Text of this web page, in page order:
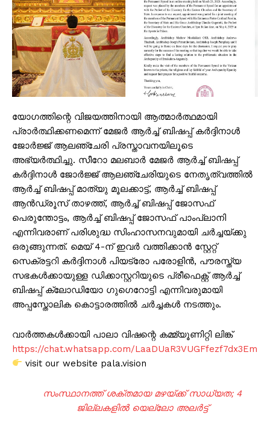
യോഗത്തിന്റെ വിജയത്തിനായി ആത്മാർത്ഥമായി
പ്രാർത്ഥിക്കണമെന്ന് മേജര്‍ ആര്‍ച്ച് ബിഷപ്പ് കര്‍ദ്ദിനാള്‍
ജോര്‍ജ്ജ് ആലഞ്ചേരി പ്രസ്താവനയിലൂടെ
അഭ്യര്‍ത്ഥിച്ചു. സീറോ മലബാര്‍ മേജര്‍ ആര്‍ച്ച് ബിഷപ്പ്
കര്‍ദ്ദിനാള്‍ ജോര്‍ജ്ജ് ആലഞ്ചേരിയുടെ നേതൃത്വത്തില്‍
ആർച്ച് ബിഷപ്പ് മാത്യു മൂലക്കാട്ട്, ആർച്ച് ബിഷപ്പ്
ആൻഡ്രൂസ് താഴത്ത്, ആർച്ച് ബിഷപ്പ് ജോസഫ്
പെരുന്തോട്ടം, ആർച്ച് ബിഷപ്പ് ജോസഫ് പാംപ്ലാനി
എന്നിവരാണ് പരിശുദ്ധ സിംഹാസനവുമായി ചര്‍ച്ചയ്ക്കു
ഒരുങ്ങുന്നത്. മെയ് 4-ന് ഇവര്‍ വത്തിക്കാന്‍ സ്റ്റേറ്റ്
സെക്രട്ടറി കർദ്ദിനാൾ പിയട്രോ പരോളിൻ, പൗരസ്ത്യ
സഭകൾക്കായുള്ള ഡിക്കാസ്റ്ററിയുടെ പ്രീഫെക്റ്റ് ആർച്ച്
ബിഷപ്പ് ക്ലോഡിയോ ഗുഗെറോട്ടി എന്നിവരുമായി
അപ്പസ്തോലിക കൊട്ടാരത്തിൽ ചര്‍ച്ചകള്‍ നടത്തും.
വാർത്തകൾക്കായി പാലാ വിഷന്റെ കമ്മ്യൂണിറ്റി ലിങ്ക്
https://chat.whatsapp.com/LaaDUaR3VUGFfezf7dx3Em
visit our website pala.vision
സംസ്ഥാനത്ത് ശക്തമായ മഴയ്ക്ക് സാധ്യത; 4
ജില്ലകളിൽ യെല്ലോ അലർട്ട്